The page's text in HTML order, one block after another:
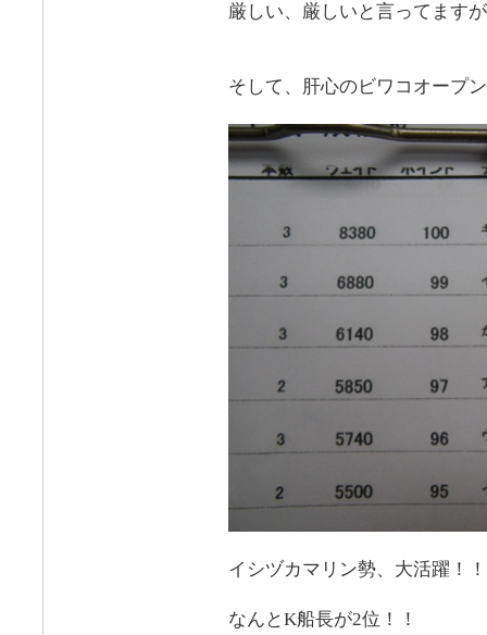
厳しい、厳しいと言ってます
そして、肝心のビワコオープ
イシヅカマリン勢、大活躍！！
なんとK船長が2位！！